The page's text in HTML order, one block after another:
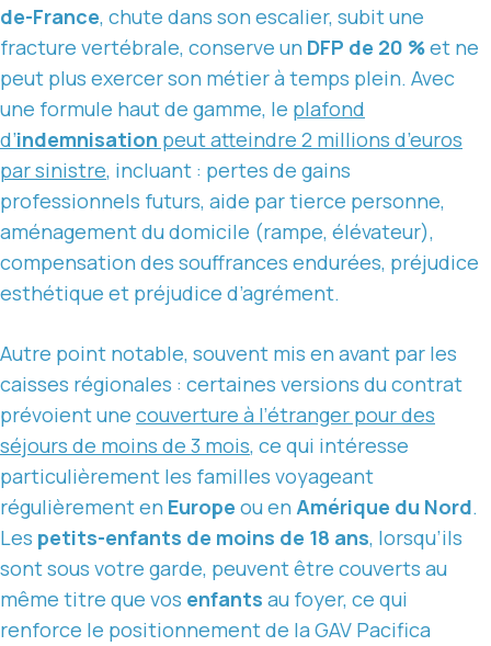
de-France, chute dans son escalier, subit une
fracture vertébrale, conserve un DFP de 20 %et ne
peut plus exercer son métier à temps plein. Avec
une formule haut de gamme, le plafond
d’indemnisation peut atteindre 2 millions d’euros
par sinistre, incluant : pertes de gains
professionnels futurs, aide par tierce personne,
aménagement du domicile (rampe, élévateur),
compensation des souffrances endurées, préjudice
esthétique et préjudice d’agrément.
Autre point notable, souvent mis en avant par les
caisses régionales : certaines versions du contrat
prévoient une couverture à l’étranger pour des
séjours de moins de 3 mois, ce qui intéresse
particulièrement les familles voyageant
régulièrement en Europe ou en Amérique du Nord.
Les petits-enfants de moins de 18 ans, lorsqu’ils
sont sous votre garde, peuvent être couverts au
même titre que vos enfants au foyer, ce qui
renforce le positionnement de la GAV Pacifica